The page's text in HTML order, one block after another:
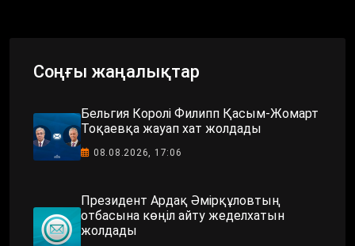
Соңғы жаңалықтар
Бельгия Королі Филипп Қасым-Жомарт
Тоқаевқа жауап хат жолдады
08.08.2026, 17:06
Президент Ардақ Әмірқұловтың
отбасына көңіл айту жеделхатын
жолдады